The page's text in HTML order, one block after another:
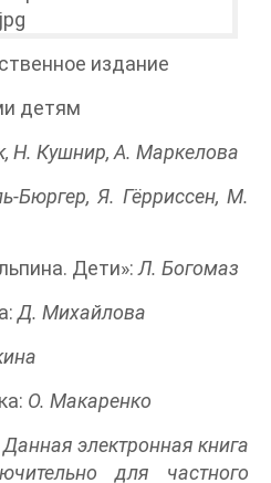
издание
детям
Н. Кушнир, А. Маркелова
Бюргер, Я. Гёрриссен, М.
Дети»: Л. Богомаз
Д. Михайлова
О. Макаренко
электронная книга
для частного